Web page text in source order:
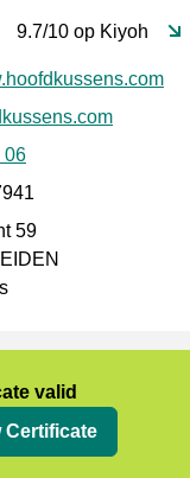
stars
9.7/10 op Kiyoh
information
06
59
valid
Certificate